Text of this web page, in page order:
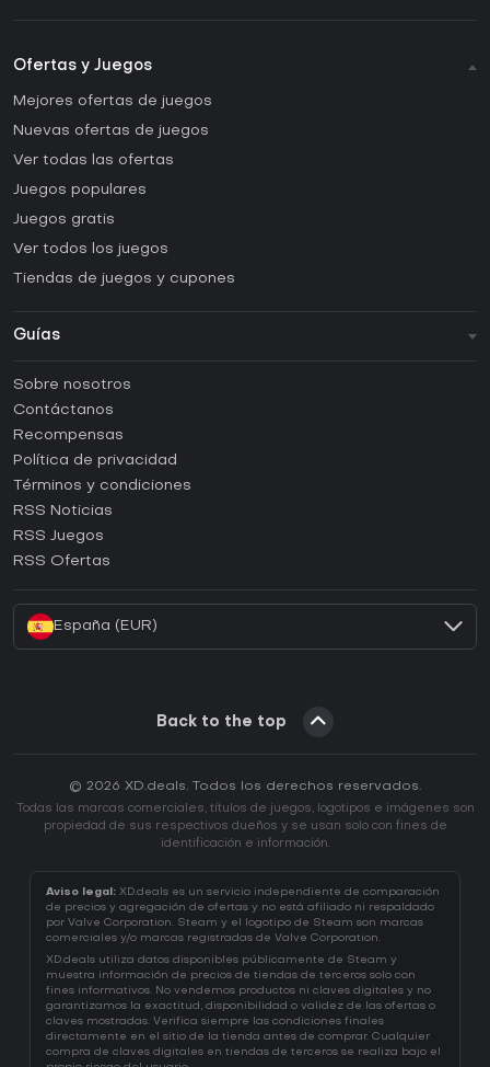
Ofertas y Juegos
Mejores ofertas de juegos
Nuevas ofertas de juegos
Ver todas las ofertas
Juegos populares
Juegos gratis
Ver todos los juegos
Tiendas de juegos y cupones
Guías
Guías y tutoriales
¿Cómo activar una CD Key de Steam?
¿Cómo activar una CD Key de Epic Games?
¿Cómo activar una CD Key de GOG?
¿Cómo activar una CD Key de Ubisoft Connect?
Sobre nosotros
Contáctanos
Recompensas
Política de privacidad
Términos y condiciones
RSS Noticias
RSS Juegos
RSS Ofertas
España (EUR)
Back to the top
© 2026 XD.deals. Todos los derechos reservados.
Todas las marcas comerciales, títulos de juegos, logotipos e imágenes son
propiedad de sus respectivos dueños y se usan solo con fines de
identificación e información.
Aviso legal: XD.deals es un servicio independiente de comparación
de precios y agregación de ofertas y no está afiliado ni respaldado
por Valve Corporation. Steam y el logotipo de Steam son marcas
comerciales y/o marcas registradas de Valve Corporation.
XD.deals utiliza datos disponibles públicamente de Steam y
muestra información de precios de tiendas de terceros solo con
fines informativos. No vendemos productos ni claves digitales y no
garantizamos la exactitud, disponibilidad o validez de las ofertas o
claves mostradas. Verifica siempre las condiciones finales
directamente en el sitio de la tienda antes de comprar. Cualquier
compra de claves digitales en tiendas de terceros se realiza bajo el